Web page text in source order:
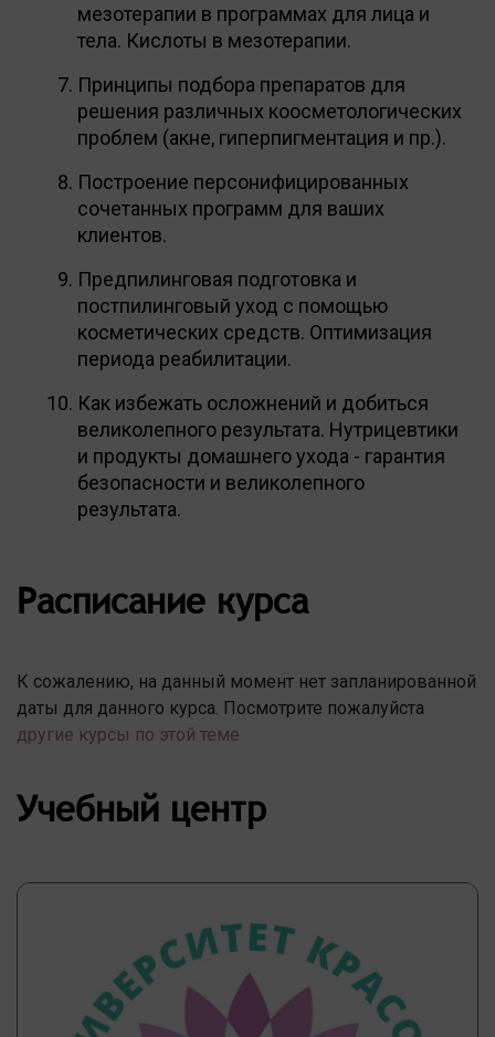
мезотерапии в программах для лица и
тела. Кислоты в мезотерапии.
Принципы подбора препаратов для
решения различных коосметологических
проблем (акне, гиперпигментация и пр.).
Построение персонифицированных
сочетанных программ для ваших
клиентов.
Предпилинговая подготовка и
постпилинговый уход с помощью
косметических средств. Оптимизация
периода реабилитации.
Как избежать осложнений и добиться
великолепного результата. Нутрицевтики
и продукты домашнего ухода - гарантия
безопасности и великолепного
результата.
Расписание курса
К сожалению, на данный момент нет запланированной
даты для данного курса. Посмотрите пожалуйста
другие курсы по этой теме
Учебный центр